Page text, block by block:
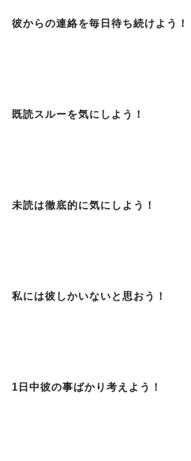
彼からの連絡を毎日待ち続けよう！
既読スルーを気にしよう！
未読は徹底的に気にしよう！
私には彼しかいないと思おう！
1日中彼の事ばかり考えよう！